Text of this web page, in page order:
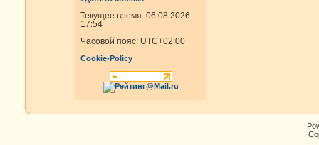
Текущее время: 06.08.2026
17:54
Часовой пояс: UTC+02:00
Cookie-Policy